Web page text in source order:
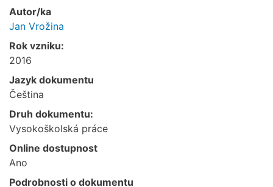
Autor/ka
Jan Vrožina
Rok vzniku:
2016
Jazyk dokumentu
Čeština
Druh dokumentu:
Vysokoškolská práce
Online dostupnost
Ano
Podrobnosti o dokumentu